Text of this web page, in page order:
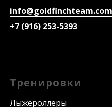
info@goldfinchteam.com
+7 (916) 253-5393
Тренировки
Лыжероллеры